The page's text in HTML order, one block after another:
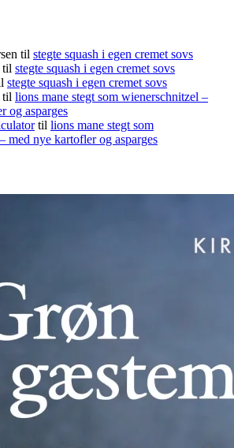
til stegte squash i egen cremet sovs
til stegte squash i egen cremet sovs
stegte squash i egen cremet sovs
til lions mane stegt som wienerschnitzel –
og asparges
til lions mane stegt som
med nye kartofler og asparges